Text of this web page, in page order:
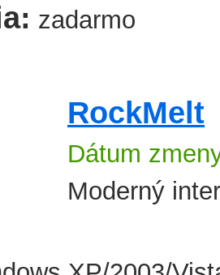
zadarmo
RockMelt
Dátum
Moderný